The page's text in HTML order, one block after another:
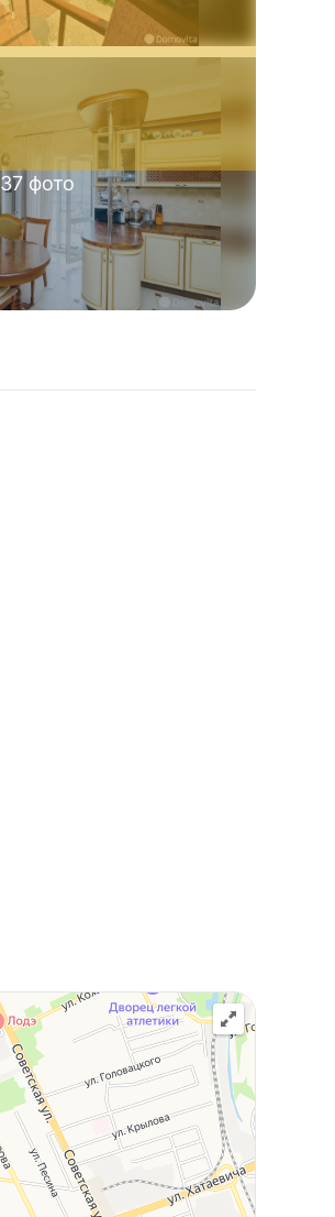
37 фото